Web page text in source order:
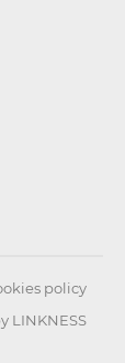
policy
LINKNESS